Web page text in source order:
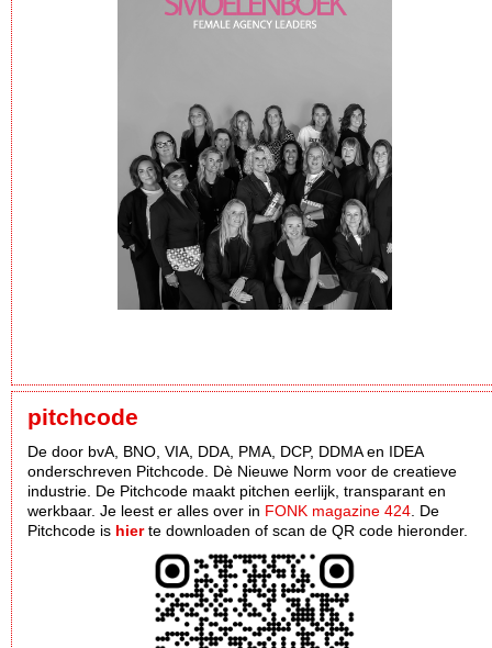
pitchcode
De door bvA, BNO, VIA, DDA, PMA, DCP, DDMA en IDEA
onderschreven Pitchcode. Dè Nieuwe Norm voor de creatieve
industrie. De Pitchcode maakt pitchen eerlijk, transparant en
werkbaar. Je leest er alles over in FONK magazine 424 . De
Pitchcode is hierte downloaden of scan de QR code hieronder.